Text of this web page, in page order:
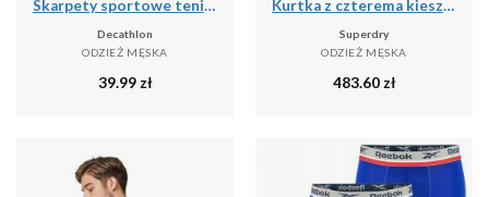
Skarpety sportowe tenis Artengo RS160 niskie 5 par
Decathlon
ODZIEŻ MĘSKA
39.99zł
Kurtka z czterema kieszeniami Superdry
Superdry
ODZIEŻ MĘSKA
483.60zł